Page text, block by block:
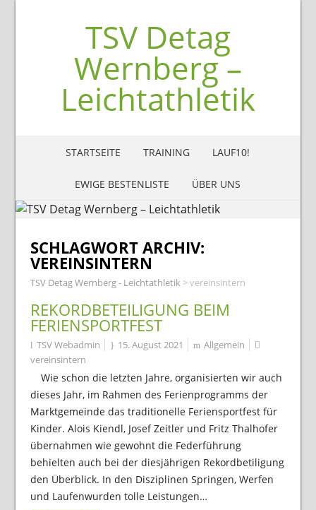
TSV Detag
Wernberg –
Leichtathletik
STARTSEITE TRAINING LAUF10!
EWIGE BESTENLISTE ÜBER UNS
SCHLAGWORT ARCHIV:
VEREINSINTERN
TSV Detag Wernberg - Leichtathletik>vereinsintern
REKORDBETEILIGUNG BEIM
FERIENSPORTFEST
TSV Webadmin 15. August 2021
Allgemein
vereinsintern
Wie schon die letzten Jahre, organisierten wir auch
dieses Jahr, im Rahmen des Ferienprogramms der
Marktgemeinde das traditionelle Feriensportfest für
Kinder. Alois Kiendl, Josef Zeitler und Fritz Thalhofer
übernahmen wie gewohnt die Federführung
behielten auch bei der diesjährigen Rekordbetiligung
den Überblick. In den Disziplinen Springen, Werfen
und Laufenwurden tolle Leistungen…